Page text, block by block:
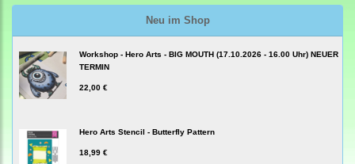
Neu im Shop
Workshop - Hero Arts - BIG MOUTH (17.10.2026 - 16.00 Uhr) NEUER
TERMIN
22,00 €
Hero Arts Stencil - Butterfly Pattern
18,99 €